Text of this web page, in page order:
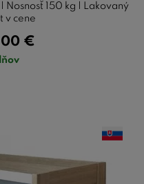
150 kg | Lakovaný
v cene
€